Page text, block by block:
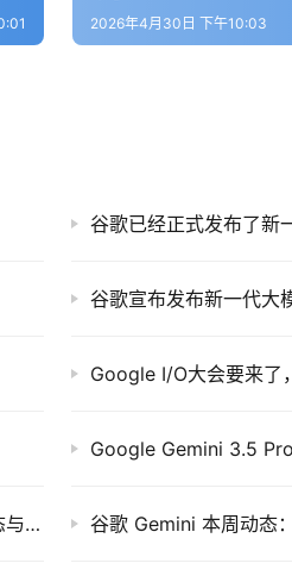
2026年4月30日 下午10:03
谷歌已经正式发布了新
谷歌宣布发布新一代大
Google I/O大会要来了
Google Gemini 3.5
Google Gemini 重磅更新：Neural Expressive 设计系统、Omni 多模态与智能体体验全面升级